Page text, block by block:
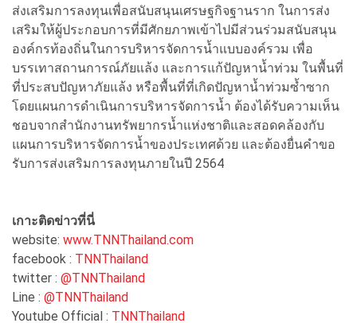
ส่งเสริมการลงทุนเพื่อสนับสนุนเศรษฐกิจฐานราก ในการส่ง
เสริมให้ผู้ประกอบการที่มีศักยภาพเข้าไปมีส่วนร่วมสนับสนุน
องค์กรท้องถิ่นในการบริหารจัดการน้ำแบบองค์รวม เพื่อ
บรรเทาสถานการณ์ภัยแล้ง และการแก้ปัญหาน้ำท่วม ในพื้นที่
ที่ประสบปัญหาภัยแล้ง หรือพื้นที่ที่เกิดปัญหาน้ำท่วมซ้ำซาก
โดยแผนการดำเนินการบริหารจัดการน้ำ ต้องได้รับความเห็น
ชอบจากสำนักงานทรัพยากรน้ำแห่งชาติและสอดคล้องกับ
แผนการบริหารจัดการน้ำของประเทศด้วย และต้องยื่นคำขอ
รับการส่งเสริมการลงทุนภายในปี 2564
เกาะติดข่าวที่นี่
website: www.TNNThailand.com
facebook : TNNThailand
twitter : @TNNThailand
Line : @TNNThailand
Youtube Official : TNNThailand